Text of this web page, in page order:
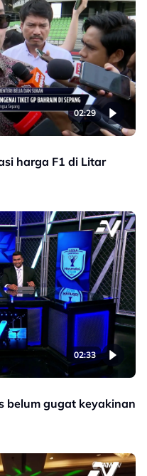
02:29
harga F1 di Litar
02:33
belum gugat keyakinan